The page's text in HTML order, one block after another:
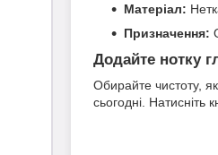
Матеріал:
Призначення:
Додайте нотку
Обирайте чистоту,
сьогодні. Натисніть